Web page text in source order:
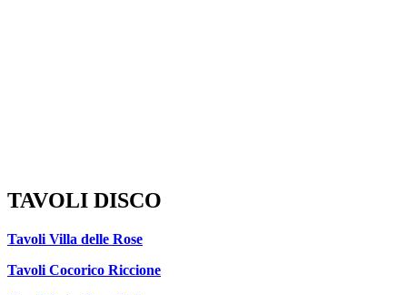
TAVOLI DISCO
Tavoli Villa delle Rose
Tavoli Cocorico Riccione